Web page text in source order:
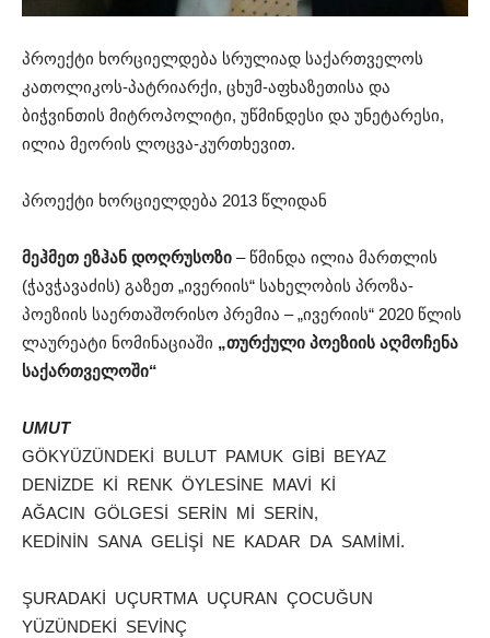
პროექტი ხორციელდება სრულიად საქართველოს
კათოლიკოს-პატრიარქი, ცხუმ-აფხაზეთისა და
ბიჭვინთის მიტროპოლიტი, უწმინდესი და უნეტარესი,
ილია მეორის ლოცვა-კურთხევით.
პროექტი ხორციელდება 2013 წლიდან
მეჰმეთ ეზჰან დოღრუსოზი – წმინდა ილია მართლის
(ჭავჭავაძის) გაზეთ „ივერიის“ სახელობის პროზა-
პოეზიის საერთაშორისო პრემია – „ივერიის“ 2020 წლის
ლაურეატი ნომინაციაში „თურქული პოეზიის აღმოჩენა
საქართველოში“
UMUT
GÖKYÜZÜNDEKİ BULUT PAMUK GİBİ BEYAZ
DENİZDE Kİ RENK ÖYLESİNE MAVİ Kİ
AĞACIN GÖLGESİ SERİN Mİ SERİN,
KEDİNİN SANA GELİŞİ NE KADAR DA SAMİMİ.
ŞURADAKİ UÇURTMA UÇURAN ÇOCUĞUN
YÜZÜNDEKİ SEVİNÇ